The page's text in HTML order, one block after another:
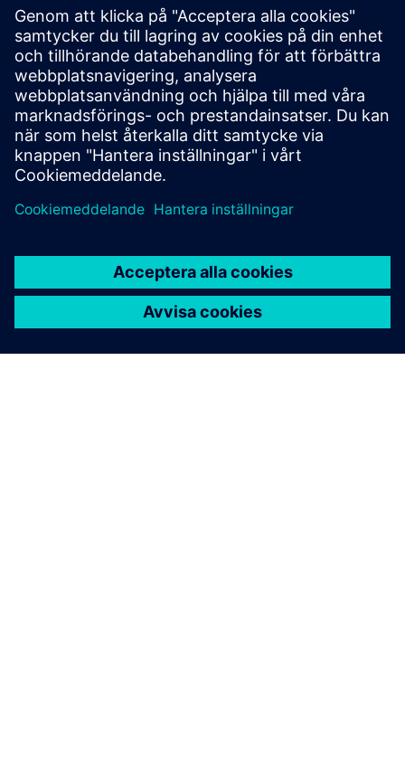
Mastering manufacturing data
analysis
Optimal data usage in manufacturing with Siemens
solutions